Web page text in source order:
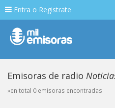
Entra o Registrate
Emisoras de radio
»en total 0 emisoras encontradas